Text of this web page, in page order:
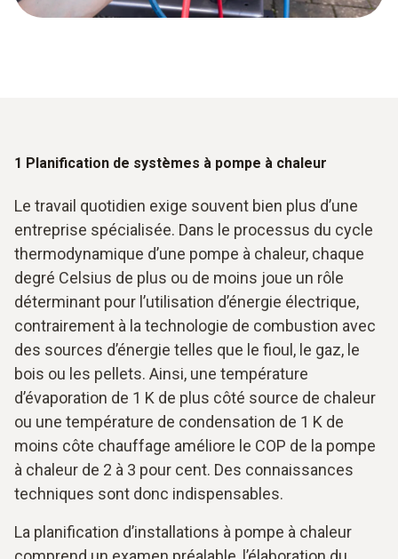
1 Planification de systèmes à pompe à chaleur
Le travail quotidien exige souvent bien plus d’une
entreprise spécialisée. Dans le processus du cycle
thermodynamique d’une pompe à chaleur, chaque
degré Celsius de plus ou de moins joue un rôle
déterminant pour l’utilisation d’énergie électrique,
contrairement à la technologie de combustion avec
des sources d’énergie telles que le fioul, le gaz, le
bois ou les pellets. Ainsi, une température
d’évaporation de 1 K de plus côté source de chaleur
ou une température de condensation de 1 K de
moins côte chauffage améliore le COP de la pompe
à chaleur de 2 à 3 pour cent. Des connaissances
techniques sont donc indispensables.
La planification d’installations à pompe à chaleur